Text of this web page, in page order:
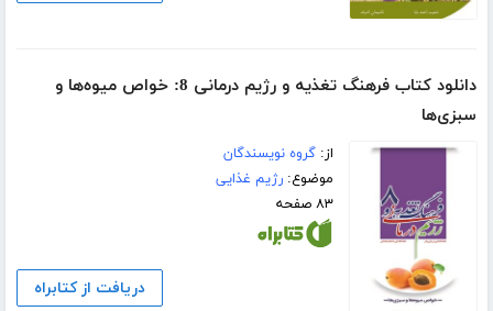
دانلود کتاب فرهنگ تغذیه و رژیم درمانی 8: خواص میوه‌ها و
سبزی‌ها
از:گروه نویسندگان
موضوع:رژیم غذایی
۸۳ صفحه
دریافت از کتابراه